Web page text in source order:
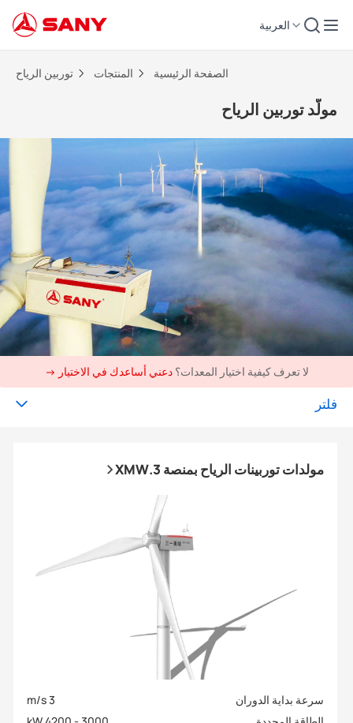
العربية
مولّد توربين الرياح | توربين الرياح
الصفحة الرئيسية المنتجات توربين الرياح
مولّد توربين الرياح
لا تعرف كيفية اختيار المعدات؟دعني أساعدك في الاختيار →
فلتر
مولدات توربينات الرياح بمنصة 3.XMW
سرعة بداية الدوران
3 m/s